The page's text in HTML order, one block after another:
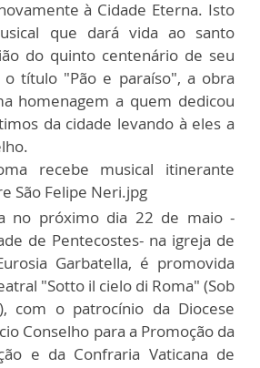
à Cidade Eterna. Isto
que dará vida ao santo
do quinto centenário de seu
o título "Pão e paraíso", a obra
homenagem a quem dedicou
da cidade levando à eles a
no próximo dia 22 de maio -
de Pentecostes- na igreja de
Garbatella, é promovida
"Sotto il cielo di Roma" (Sob
com o patrocínio da Diocese
Conselho para a Promoção da
e da Confraria Vaticana de